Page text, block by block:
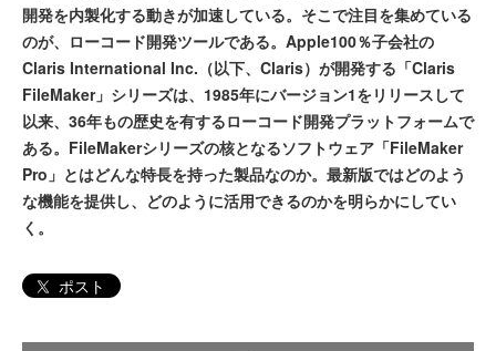
開発を内製化する動きが加速している。そこで注目を集めている
のが、ローコード開発ツールである。Apple100％子会社の
Claris International Inc.（以下、Claris）が開発する「Claris
FileMaker」シリーズは、1985年にバージョン1をリリースして
以来、36年もの歴史を有するローコード開発プラットフォームで
ある。FileMakerシリーズの核となるソフトウェア「FileMaker
Pro」とはどんな特長を持った製品なのか。最新版ではどのよう
な機能を提供し、どのように活用できるのかを明らかにしてい
く。
ポスト